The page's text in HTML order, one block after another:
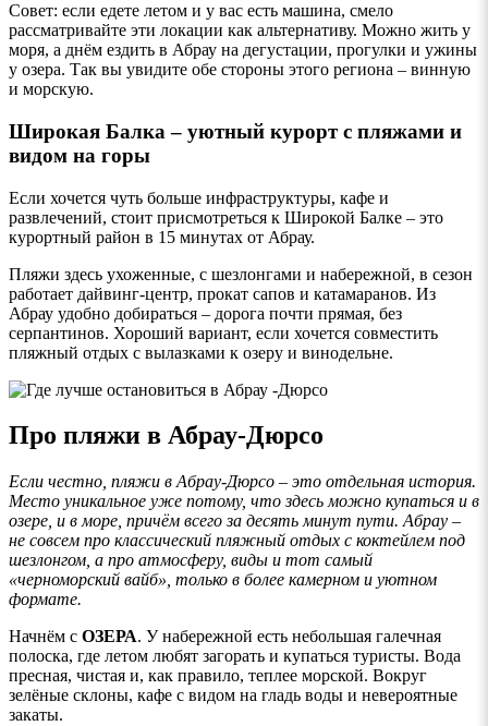
Совет: если едете летом и у вас есть машина, смело
рассматривайте эти локации как альтернативу. Можно жить у
моря, а днём ездить в Абрау на дегустации, прогулки и ужины
у озера. Так вы увидите обе стороны этого региона – винную
и морскую.
Широкая Балка – уютный курорт с пляжами и
видом на горы
Если хочется чуть больше инфраструктуры, кафе и
развлечений, стоит присмотреться к Широкой Балке – это
курортный район в 15 минутах от Абрау.
Пляжи здесь ухоженные, с шезлонгами и набережной, в сезон
работает дайвинг-центр, прокат сапов и катамаранов. Из
Абрау удобно добираться – дорога почти прямая, без
серпантинов. Хороший вариант, если хочется совместить
пляжный отдых с вылазками к озеру и винодельне.
Про пляжи в Абрау-Дюрсо
Если честно, пляжи в Абрау-Дюрсо – это отдельная история.
Место уникальное уже потому, что здесь можно купаться и в
озере, и в море, причём всего за десять минут пути. Абрау –
не совсем про классический пляжный отдых с коктейлем под
шезлонгом, а про атмосферу, виды и тот самый
«черноморский вайб», только в более камерном и уютном
формате.
Начнём с ОЗЕРА. У набережной есть небольшая галечная
полоска, где летом любят загорать и купаться туристы. Вода
пресная, чистая и, как правило, теплее морской. Вокруг
зелёные склоны, кафе с видом на гладь воды и невероятные
закаты.